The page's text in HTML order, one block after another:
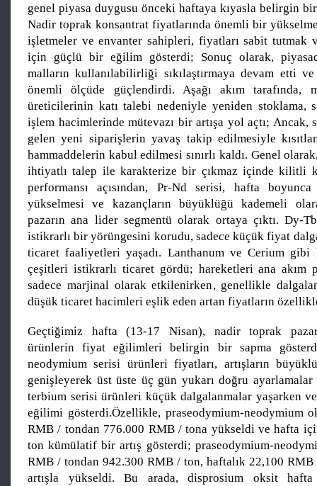
genel piyasa duygusu önceki haftaya kıyasla belirgin
Nadir toprak konsantrat fiyatlarında önemli bir
işletmeler ve envanter sahipleri, fiyatları sabit tutmak
için güçlü bir eğilim gösterdi; Sonuç olarak,
malların kullanılabilirliği sıkılaştırmaya devam etti
önemli ölçüde güçlendirdi. Aşağı akım tarafında,
üreticilerinin katı talebi nedeniyle yeniden stoklama,
işlem hacimlerinde mütevazı bir artışa yol açtı; Ancak,
gelen yeni siparişlerin yavaş takip edilmesiyle
hammaddelerin kabul edilmesi sınırlı kaldı. Genel
ihtiyatlı talep ile karakterize bir çıkmaz içinde kilitli
performansı açısından, Pr-Nd serisi, hafta
yükselmesi ve kazançların büyüklüğü kademeli
pazarın ana lider segmentü olarak ortaya çıktı. Dy-
istikrarlı bir yörüngesini korudu, sadece küçük fiyat
ticaret faaliyetleri yaşadı. Lanthanum ve Cerium
çeşitleri istikrarlı ticaret gördü; hareketleri ana akım
sadece marjinal olarak etkilenirken, genellikle
düşük ticaret hacimleri eşlik eden artan fiyatların
Geçtiğimiz hafta (13-17 Nisan), nadir toprak
ürünlerin fiyat eğilimleri belirgin bir sapma
neodymium serisi ürünleri fiyatları, artışların
genişleyerek üst üste üç gün yukarı doğru ayarlamalar
terbium serisi ürünleri küçük dalgalanmalar yaşarken
eğilimi gösterdi.Özellikle, praseodymium-neodymium
RMB / tondan 776.000 RMB / tona yükseldi ve hafta
ton kümülatif bir artış gösterdi; praseodymium-
RMB / tondan 942.300 RMB / ton, haftalık 22,100
artışla yükseldi. Bu arada, disprosium oksit